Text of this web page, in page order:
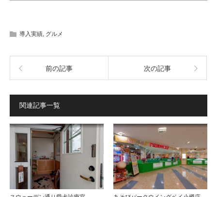
導入実績, グルメ
前の記事 次の記事
関連記事一覧